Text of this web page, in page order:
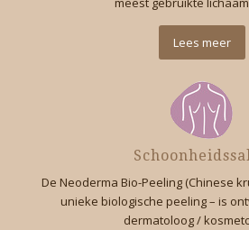
Lees meer
De Neoderma Bio-Peeling (Chinese
unieke biologische peeling – is
dermatoloog /